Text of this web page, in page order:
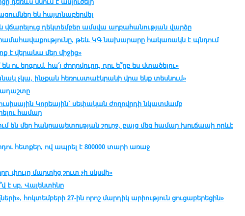
մնում է անլուծելի
են հայտնաբերվել
վճարելուց դեկտեմբեր ամսվա աղբահանության վարձը
թեև ԿԳ նախարարը հակառակն է պնդում
է վերանա մեր միջից»
ու երգում. հա՛յ ժողովուրդ, դու ե՞րբ ես մտածելու»
չկա, ինչքան հեռուստաէկրանի վրա ենք տեսնում»
Կորեային` սեփական ժողովրդի նկատմամբ
համար
են մեր հանրապետության շուրջ, բայց մեզ համար խուճապի որևէ
հետքեր, ով ապրել է 800000 տարի առաջ
փուլը մարտից շուտ չի սկսվի»
է սբ. Վալենտինը
հոկտեմբերի 27-ին որոշ մարդիկ արիություն ցուցաբերեցին»